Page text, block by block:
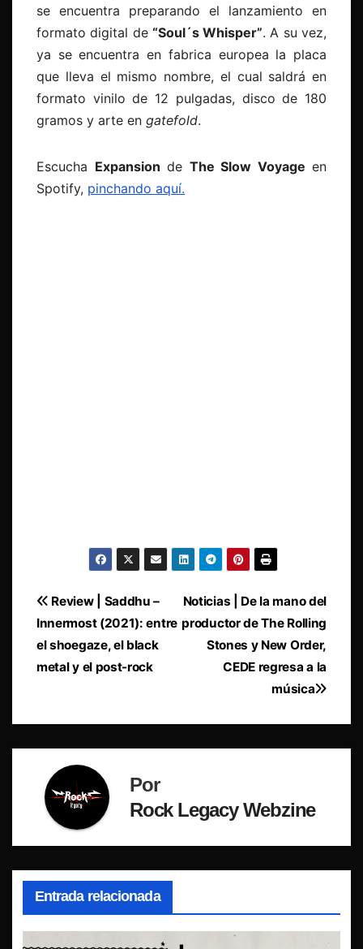
se encuentra preparando el lanzamiento en
formato digital de “Soul´s Whisper”. A su vez,
ya se encuentra en fabrica europea la placa
que lleva el mismo nombre, el cual saldrá en
formato vinilo de 12 pulgadas, disco de 180
gramos y arte en gatefold.
Escucha Expansion de The Slow Voyage en
Spotify, pinchando aquí.
Navegación
de
entradas
Noticias | De la mano del
productor de The Rolling
Stones y New Order,
CEDE regresa a la
música
Review | Saddhu –
Innermost (2021): entre
el shoegaze, el black
metal y el post-rock
Por
Rock Legacy Webzine
Entrada relacionada